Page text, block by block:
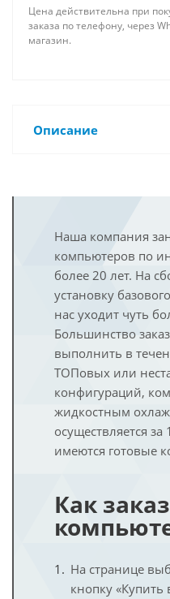
Цена действительна при
заказа по телефону, через
магазин.
Описание
Наша компания
компьютеров по
более 20 лет. На
установку
нас уходит чуть
Большинство
выполнить в
ТОПовых или
конфигураций,
жидкостным
осуществляется
имеются готовые
Как
На странице
кнопку «Купить